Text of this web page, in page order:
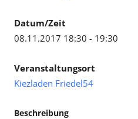
Datum/Zeit
08.11.2017 18:30 - 19:30
Veranstaltungsort
Kiezladen Friedel54
Beschreibung